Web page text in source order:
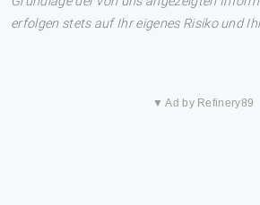
erfolgen stets auf Ihr eigenes Risiko und
▼ Ad by Refinery89